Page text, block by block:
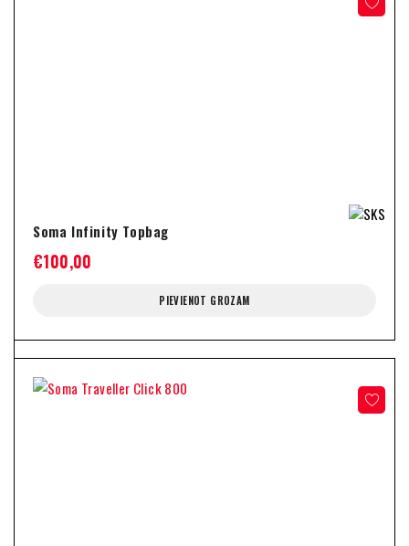
Soma Infinity Topbag
€100,00
PIEVIENOT GROZAM